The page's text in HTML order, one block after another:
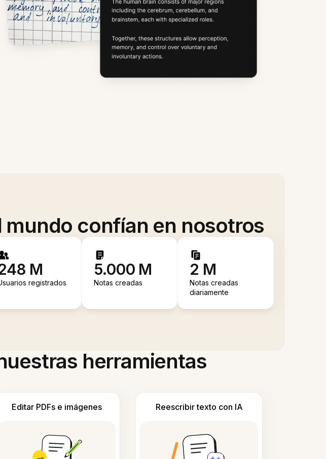
confían en nosotros
M
registrados
5.000 M
Notas creadas
2 M
Notas creadas
diariamente
herramientas
Editar PDFs e imágenes Reescribir texto con IA